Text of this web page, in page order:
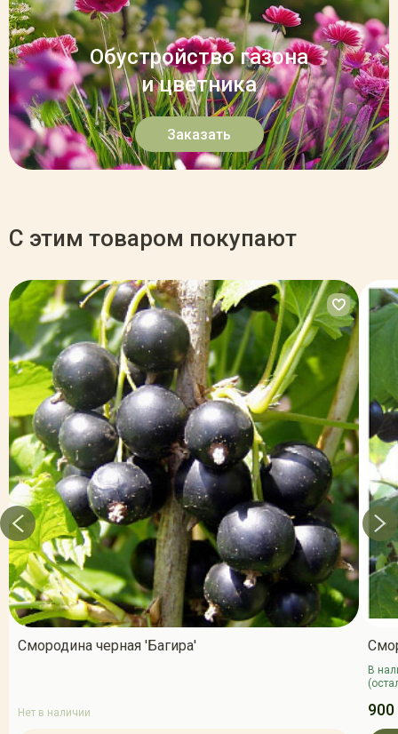
Обустройство газона
и цветника
Заказать
С этим товаром покупают
Смородина черная 'Багира'
Нет в наличии
В